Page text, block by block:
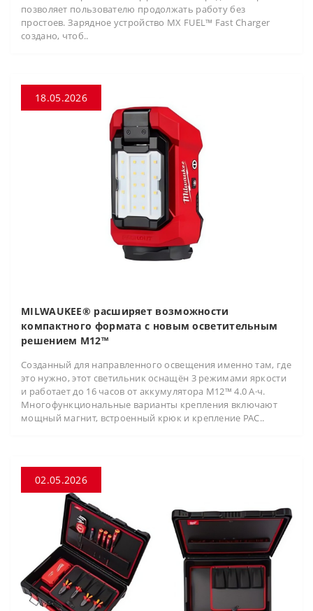
позволяет пользователю продолжать работу без
простоев. Зарядное устройство MX FUEL™ Fast Charger
создано, чтоб..
18.05.2026
MILWAUKEE® расширяет возможности
компактного формата с новым осветительным
решением M12™
Созданный для направленного освещения именно там, где
это нужно, этот светильник оснащён 3 режимами яркости
и работает до 16 часов от аккумулятора M12™ 4.0 А·ч.
Многофункциональные варианты крепления включают
мощный магнит, встроенный крюк и крепление PAC..
02.05.2026